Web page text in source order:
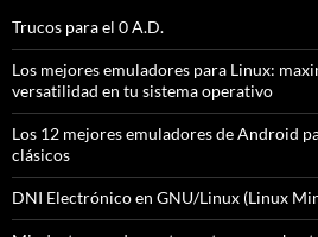
Trucos para el 0 A.D.
Los mejores emuladores para Linux:
versatilidad en tu sistema operativo
Los 12 mejores emuladores de Android
clásicos
DNI Electrónico en GNU/Linux (Linux